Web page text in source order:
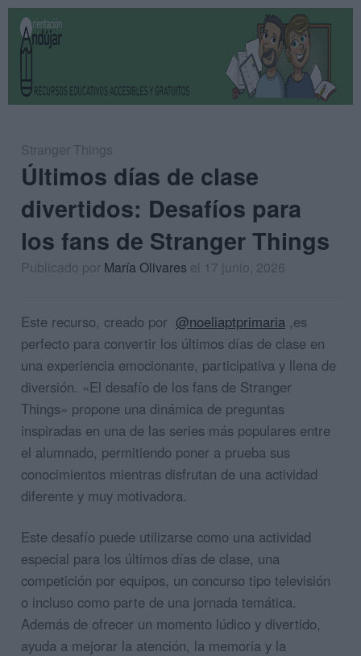
Stranger Things
Últimos días de clase
divertidos: Desafíos para
los fans de Stranger Things
Publicado por María Olivares el 17 junio, 2026
Este recurso, creado por @noeliaptprimaria ,es
perfecto para convertir los últimos días de clase en
una experiencia emocionante, participativa y llena de
diversión. «El desafío de los fans de Stranger
Things» propone una dinámica de preguntas
inspiradas en una de las series más populares entre
el alumnado, permitiendo poner a prueba sus
conocimientos mientras disfrutan de una actividad
diferente y muy motivadora.
Este desafío puede utilizarse como una actividad
especial para los últimos días de clase, una
competición por equipos, un concurso tipo televisión
o incluso como parte de una jornada temática.
Además de ofrecer un momento lúdico y divertido,
ayuda a mejorar la atención, la memoria y la